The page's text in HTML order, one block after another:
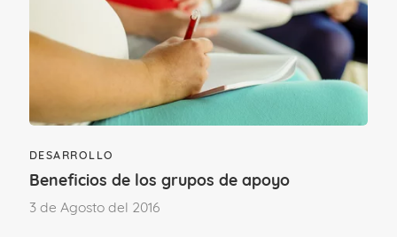
- Alegría.
- Ansiedad ante el futuro.
- Problemas para aceptar la nueva
realidad del embarazo.
DESARROLLO
Beneficios de los grupos de apoyo
3 de Agosto del 2016